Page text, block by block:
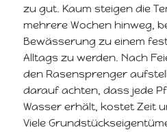
zu gut. Kaum steigen die
mehrere Wochen hinweg,
Bewässerung zu einem
Alltags zu werden. Nach
den Rasensprenger
darauf achten, dass jede
Wasser erhält, kostet Zeit
Viele